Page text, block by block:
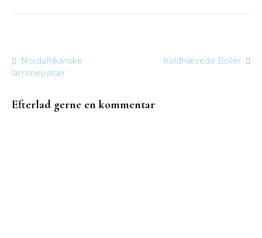
Indlægsnavigation
Nordafrikanske
lammepølser
Koldhævede Boller
Efterlad gerne en kommentar